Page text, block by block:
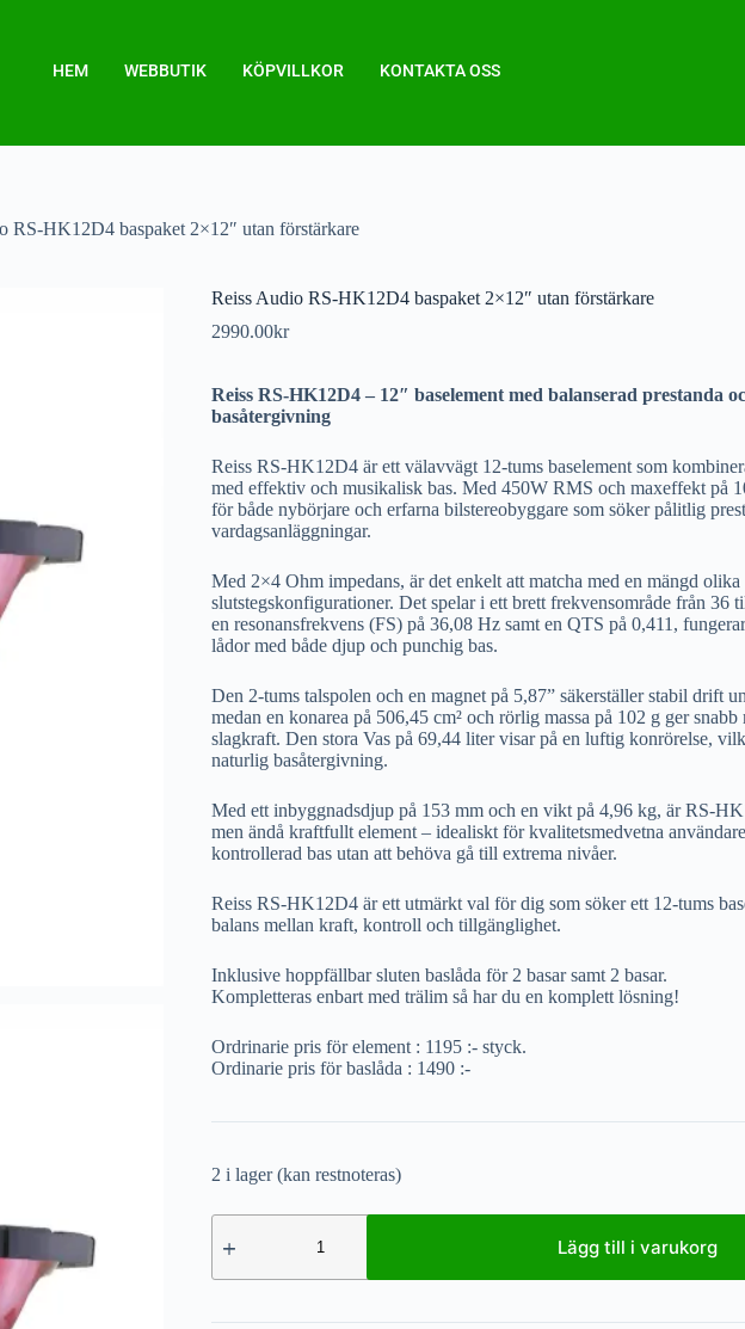
HEM WEBBUTIK KÖPVILLKOR KONTAKTA OSS
RS-HK12D4 baspaket 2×12″ utan förstärkare
Reiss Audio RS-HK12D4 baspaket 2×12″ utan förstärkare
2990.00kr
Reiss RS-HK12D4 – 12″ baselement med balanserad prestanda
basåtergivning
Reiss RS-HK12D4 är ett välavvägt 12-tums baselement som
med effektiv och musikalisk bas. Med 450W RMS och maxeffekt på
för både nybörjare och erfarna bilstereobyggare som söker pålitlig
vardagsanläggningar.
Med 2×4 Ohm impedans, är det enkelt att matcha med en mängd olika
slutstegskonfigurationer. Det spelar i ett brett frekvensområde från 36
en resonansfrekvens (FS) på 36,08 Hz samt en QTS på 0,411,
lådor med både djup och punchig bas.
Den 2-tums talspolen och en magnet på 5,87” säkerställer stabil drift
medan en konarea på 506,45 cm² och rörlig massa på 102 g ger snabb
slagkraft. Den stora Vas på 69,44 liter visar på en luftig konrörelse,
naturlig basåtergivning.
Med ett inbyggnadsdjup på 153 mm och en vikt på 4,96 kg, är RS-
men ändå kraftfullt element – idealiskt för kvalitetsmedvetna
kontrollerad bas utan att behöva gå till extrema nivåer.
Reiss RS-HK12D4 är ett utmärkt val för dig som söker ett 12-tums
balans mellan kraft, kontroll och tillgänglighet.
Inklusive hoppfällbar sluten baslåda för 2 basar samt 2 basar.
Kompletteras enbart med trälim så har du en komplett lösning!
Ordrinarie pris för element : 1195 :- styck.
Ordinarie pris för baslåda : 1490 :-
2 i lager (kan restnoteras)
Lägg till i varukorg